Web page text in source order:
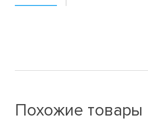
Похожие товары